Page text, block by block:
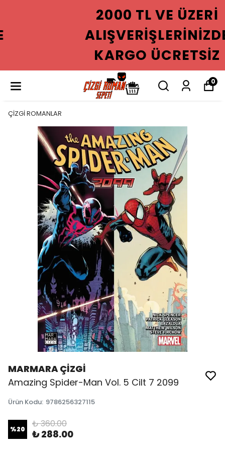
2000 TL VE ÜZERI
ALIŞVERIŞLERINIZDE
KARGO ÜCRETSIZ
0
ÇİZGİ ROMANLAR
MARMARA ÇİZGİ
Amazing Spider-Man Vol. 5 Cilt 7 2099
Ürün Kodu: 9786256327115
%20 ₺ 360.00
₺ 288.00